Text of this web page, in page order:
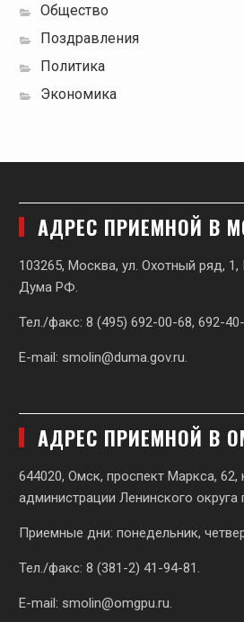
Общество
Поздравления
Политика
Экономика
АДРЕС ПРИЕМНОЙ В
103265, Москва, ул. Охотный ряд, 1,
Дума РФ.
Тел./факс: 8 (495) 692-00-68, 692-40-
E-mail: smolin@duma.gov.ru
АДРЕС ПРИЕМНОЙ В
644020, Омск, проспект Маркса, 62,
администрации Ленинского округа
Приемные дни: понедельник,
Тел./факс: 8 (381-2) 41-94-81.
E-mail: smolin@omgpu.ru